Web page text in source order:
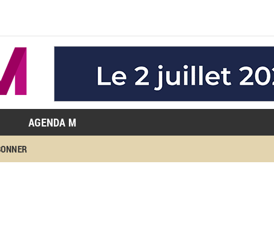
AGENDA M